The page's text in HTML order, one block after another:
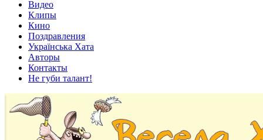
Видео
Клипы
Кино
Поздравления
Українська Хата
Авторы
Контакты
Не губи талант!